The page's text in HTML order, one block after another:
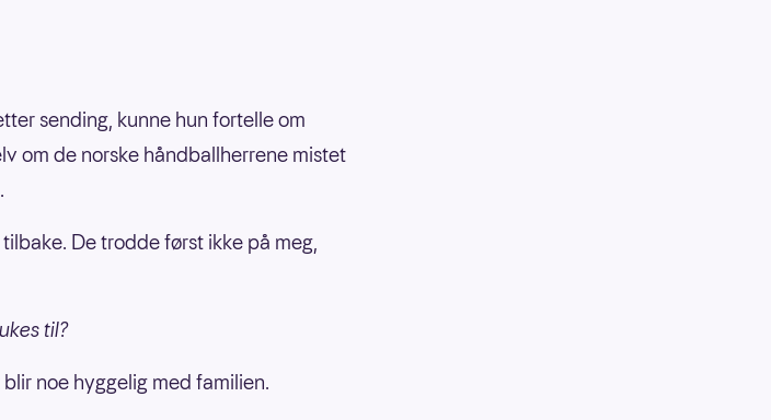
sending, kunne hun fortelle om
om de norske håndballherrene mistet
De trodde først ikke på meg,
til?
noe hyggelig med familien.